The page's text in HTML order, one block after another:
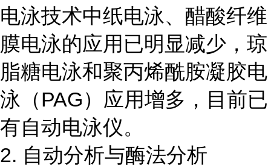
电泳技术中纸电泳、醋酸纤维
膜电泳的应用已明显减少，琼
脂糖电泳和聚丙烯酰胺凝胶电
泳（PAG）应用增多，目前已
有自动电泳仪。
2. 自动分析与酶法分析